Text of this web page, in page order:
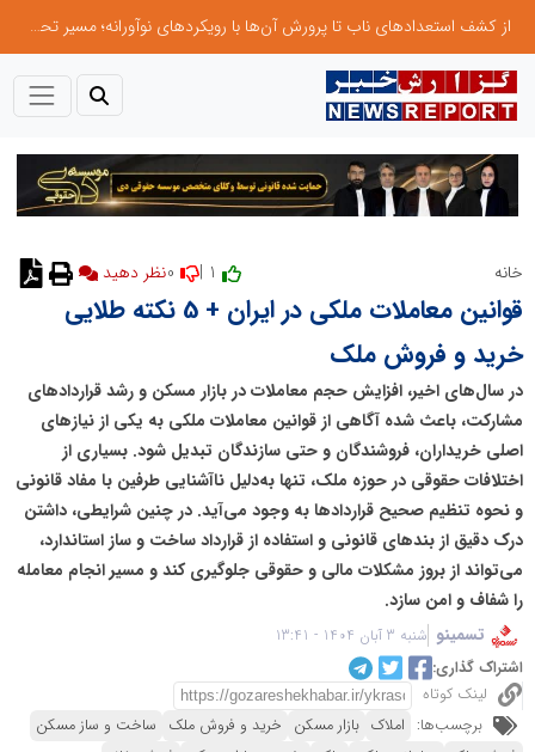
از کشف استعدادهای ناب تا پرورش آن‌ها با رویکردهای نوآورانه؛ مسیر تحول‌آفرین شنای ایران در سطح جهانی
خانه نظر دهید
قوانین معاملات ملکی در ایران + 5 نکته طلایی
خرید و فروش ملک
در سال‌های اخیر، افزایش حجم معاملات در بازار مسکن و رشد قراردادهای
مشارکت، باعث شده آگاهی از قوانین معاملات ملکی به یکی از نیازهای
اصلی خریداران، فروشندگان و حتی سازندگان تبدیل شود. بسیاری از
اختلافات حقوقی در حوزه ملک، تنها به‌دلیل ناآشنایی طرفین با مفاد قانونی
و نحوه تنظیم صحیح قراردادها به وجود می‌آید. در چنین شرایطی، داشتن
درک دقیق از بندهای قانونی و استفاده از قرارداد ساخت و ساز استاندارد،
می‌تواند از بروز مشکلات مالی و حقوقی جلوگیری کند و مسیر انجام معامله
را شفاف و امن سازد.
تسمینو شنبه 3 آبان 1404 - 13:41
اشتراک گذاری:
لینک کوتاه
برچسب‌ها: املاک بازار مسکن خرید و فروش ملک ساخت و ساز مسکن